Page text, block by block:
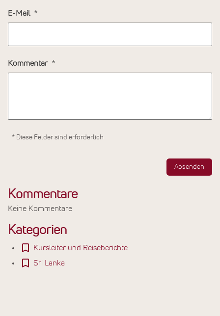
E-Mail
Kommentar
* Diese Felder sind erforderlich
Absenden
Kommentare
Keine Kommentare
Kategorien
Kursleiter und Reiseberichte
Sri Lanka